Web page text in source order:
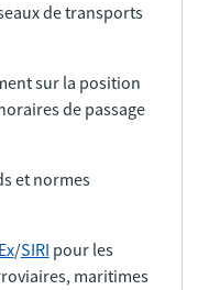
de transports
sur la position
de passage
et normes
/SIRI pour les
maritimes